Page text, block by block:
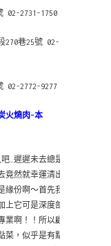
02-2731-1750
270巷25號 02-
02-2772-9277
火燒肉-本
…遲遲未去總是
竟然就幸運清出
緣份啊～首先我
上它可是深度剖
業啊！！所以顧
菜，似乎是有點